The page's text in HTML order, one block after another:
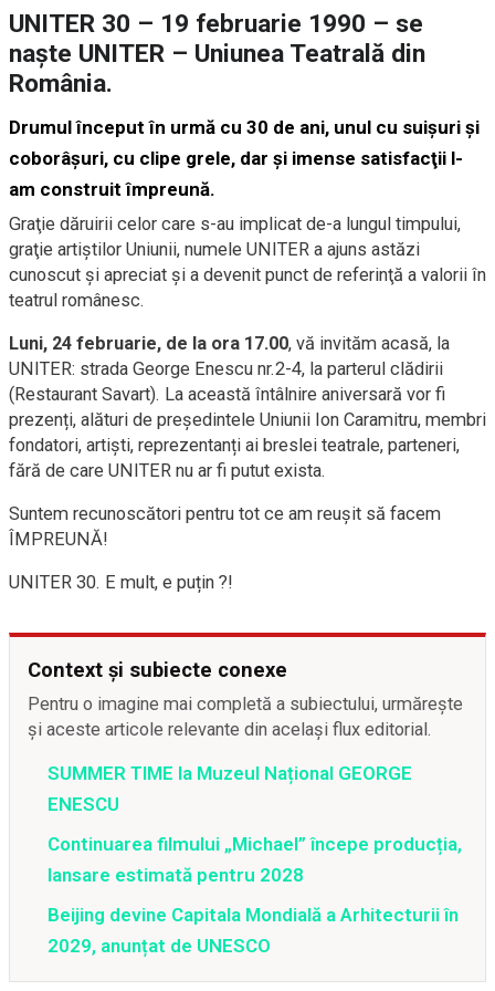
UNITER 30 – 19 februarie 1990 – se
naște UNITER – Uniunea Teatrală din
România.
Drumul început în urmă cu 30 de ani, unul cu suişuri şi
coborâşuri, cu clipe grele, dar şi imense satisfacţii l-
am construit împreună.
Graţie dăruirii celor care s-au implicat de-a lungul timpului,
graţie artiştilor Uniunii, numele UNITER a ajuns astăzi
cunoscut şi apreciat şi a devenit punct de referinţă a valorii în
teatrul românesc.
Luni, 24 februarie, de la ora 17.00, vă invităm acasă, la
UNITER: strada George Enescu nr.2-4, la parterul clădirii
(Restaurant Savart). La această întâlnire aniversară vor fi
prezenți, alături de președintele Uniunii Ion Caramitru, membri
fondatori, artiști, reprezentanți ai breslei teatrale, parteneri,
fără de care UNITER nu ar fi putut exista.
Suntem recunoscători pentru tot ce am reușit să facem
ÎMPREUNĂ!
UNITER 30. E mult, e puțin ?!
Context și subiecte conexe
Pentru o imagine mai completă a subiectului, urmărește
și aceste articole relevante din același flux editorial.
SUMMER TIME la Muzeul Național GEORGE
ENESCU
Continuarea filmului „Michael” începe producția,
lansare estimată pentru 2028
Beijing devine Capitala Mondială a Arhitecturii în
2029, anunțat de UNESCO